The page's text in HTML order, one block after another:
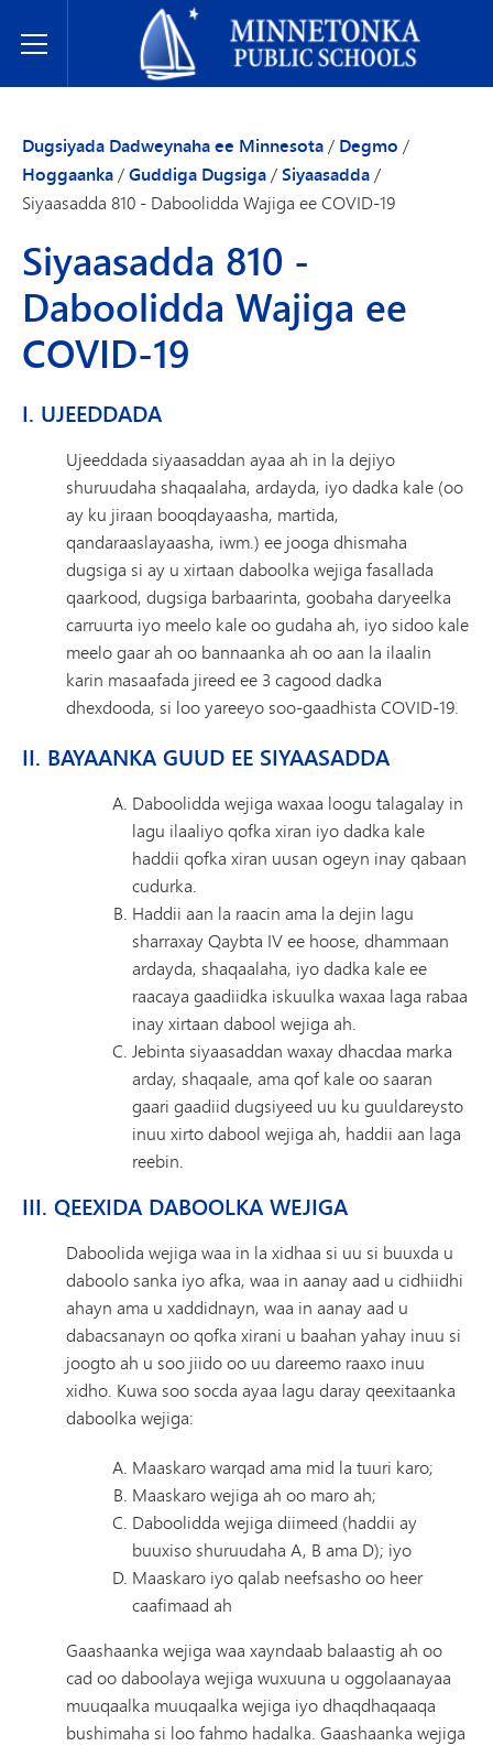
Toggle Menu
Dugsiyada Dadweynaha ee Minnetonka
Dugsiyada Dadweynaha ee Minnesota/ Degmo /
Hoggaanka/Guddiga Dugsiga/Siyaasadda/
Siyaasadda 810 - Daboolidda Wajiga ee COVID-19
Siyaasadda 810 -
Daboolidda Wajiga ee
COVID-19
I. UJEEDDADA
Ujeeddada siyaasaddan ayaa ah in la dejiyo
shuruudaha shaqaalaha, ardayda, iyo dadka kale (oo
ay ku jiraan booqdayaasha, martida,
qandaraaslayaasha, iwm.) ee jooga dhismaha
dugsiga si ay u xirtaan daboolka wejiga fasallada
qaarkood, dugsiga barbaarinta, goobaha daryeelka
carruurta iyo meelo kale oo gudaha ah, iyo sidoo kale
meelo gaar ah oo bannaanka ah oo aan la ilaalin
karin masaafada jireed ee 3 cagood dadka
dhexdooda, si loo yareeyo soo-gaadhista COVID-19.
II. BAYAANKA GUUD EE SIYAASADDA
Daboolidda wejiga waxaa loogu talagalay in
lagu ilaaliyo qofka xiran iyo dadka kale
haddii qofka xiran uusan ogeyn inay qabaan
cudurka.
Haddii aan la raacin ama la dejin lagu
sharraxay Qaybta IV ee hoose, dhammaan
ardayda, shaqaalaha, iyo dadka kale ee
raacaya gaadiidka iskuulka waxaa laga rabaa
inay xirtaan dabool wejiga ah.
Jebinta siyaasaddan waxay dhacdaa marka
arday, shaqaale, ama qof kale oo saaran
gaari gaadiid dugsiyeed uu ku guuldareysto
inuu xirto dabool wejiga ah, haddii aan laga
reebin.
III. QEEXIDA DABOOLKA WEJIGA
Daboolida wejiga waa in la xidhaa si uu si buuxda u
daboolo sanka iyo afka, waa in aanay aad u cidhiidhi
ahayn ama u xaddidnayn, waa in aanay aad u
dabacsanayn oo qofka xirani u baahan yahay inuu si
joogto ah u soo jiido oo uu dareemo raaxo inuu
xidho. Kuwa soo socda ayaa lagu daray qeexitaanka
daboolka wejiga:
Maaskaro warqad ama mid la tuuri karo;
Maaskaro wejiga ah oo maro ah;
Daboolidda wejiga diimeed (haddii ay
buuxiso shuruudaha A, B ama D); iyo
Maaskaro iyo qalab neefsasho oo heer
caafimaad ah
Gaashaanka wejiga waa xayndaab balaastig ah oo
cad oo daboolaya wejiga wuxuuna u oggolaanayaa
muuqaalka muuqaalka wejiga iyo dhaqdhaqaaqa
bushimaha si loo fahmo hadalka. Gaashaanka wejiga